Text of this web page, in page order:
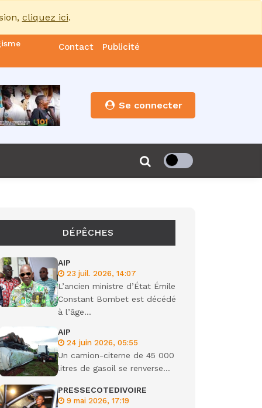
cliquez ici.
85
Contact Publicité
Se connecter
DÉPÊCHES
AIP
23 juil. 2026, 14:07
L’ancien ministre d’État Émile
Constant Bombet est décédé
à l’âge...
AIP
24 juin 2026, 05:55
Un camion-citerne de 45 000
litres de gasoil se renverse...
PRESSECOTEDIVOIRE
9 mai 2026, 17:19